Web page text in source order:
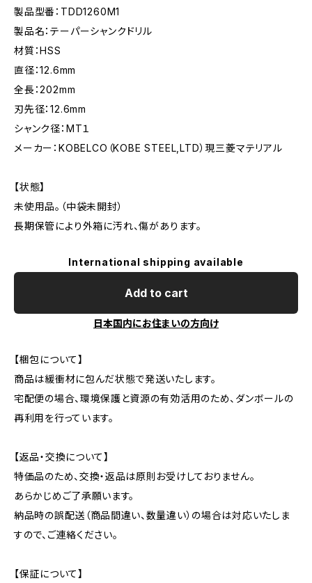
製品型番：TDD1260M1
製品名：テーパーシャンクドリル
材質：HSS
直径：12.6mm
全長：202mm
刃先径：12.6mm
シャンク径：MT１
メーカー：KOBELCO（KOBE STEEL,LTD）現三菱マテリアル
【状態】
未使用品。（中袋未開封）
長期保管により外箱に汚れ、傷があります。
International shipping available
Add to cart
日本国内にお住まいの方向け
【梱包について】
商品は緩衝材に包んだ状態で発送いたします。
宅配便の場合、環境保護と資源の有効活用のため、ダンボールの
再利用を行っています。
【返品・交換について】
特価品のため、交換・返品は原則お受けしておりません。
あらかじめご了承願います。
納品時の誤配送（商品間違い、数量違い）の場合は対応いたしま
すので、ご連絡ください。
【保証について】